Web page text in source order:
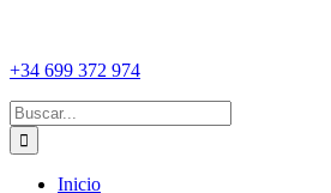
+34 699 372 974
Buscar:
Inicio